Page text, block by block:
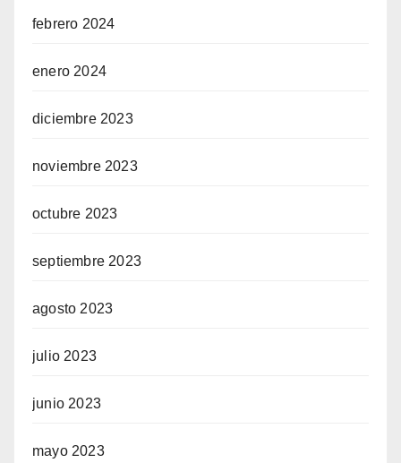
febrero 2024
enero 2024
diciembre 2023
noviembre 2023
octubre 2023
septiembre 2023
agosto 2023
julio 2023
junio 2023
mayo 2023